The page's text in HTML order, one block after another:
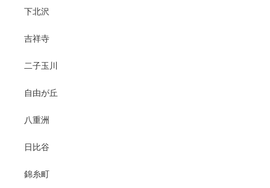
下北沢
吉祥寺
二子玉川
自由が丘
八重洲
日比谷
錦糸町